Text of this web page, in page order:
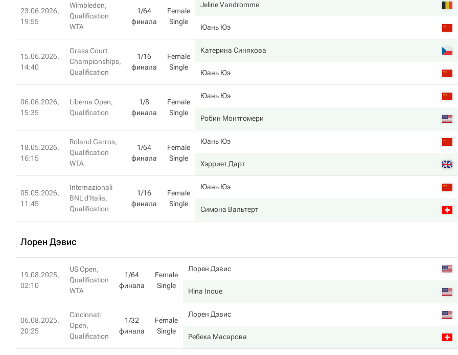
23.06.2026,
19:55
Wimbledon,
Qualification
WTA
1/64
финала
Female
Single
Jeline Vandromme
Юань Юэ
15.06.2026,
14:40
Grass Court
Championships,
Qualification
1/16
финала
Female
Single
Катерина Синякова
Юань Юэ
06.06.2026,
15:35
Libema Open,
Qualification
1/8
финала
Female
Single
Юань Юэ
Робин Монтгомери
18.05.2026,
16:15
Roland Garros,
Qualification
WTA
1/64
финала
Female
Single
Юань Юэ
Хэрриет Дарт
05.05.2026,
11:45
Internazionali
BNL d'Italia,
Qualification
1/16
финала
Female
Single
Юань Юэ
Симона Вальтерт
Лорен Дэвис
19.08.2025,
02:10
US Open,
Qualification
WTA
1/64
финала
Female
Single
Лорен Дэвис
Hina Inoue
06.08.2025,
20:25
Cincinnati
Open,
Qualification
1/32
финала
Female
Single
Лорен Дэвис
Ребека Масарова